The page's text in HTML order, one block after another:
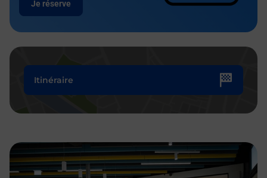
Je réserve
Itinéraire